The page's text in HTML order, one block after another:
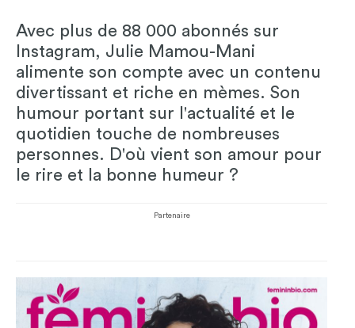
Avec plus de 88 000 abonnés sur
Instagram, Julie Mamou-Mani
alimente son compte avec un contenu
divertissant et riche en mèmes. Son
humour portant sur l'actualité et le
quotidien touche de nombreuses
personnes. D'où vient son amour pour
le rire et la bonne humeur ?
Partenaire